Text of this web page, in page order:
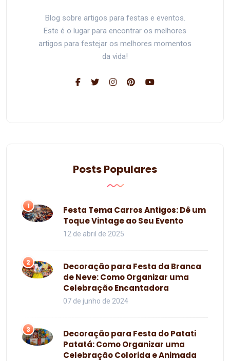
Blog sobre artigos para festas e eventos.
Este é o lugar para encontrar os melhores
artigos para festejar os melhores momentos
da vida!
Posts Populares
1
Festa Tema Carros Antigos: Dê um
Toque Vintage ao Seu Evento
12 de abril de 2025
2
Decoração para Festa da Branca
de Neve: Como Organizar uma
Celebração Encantadora
07 de junho de 2024
3
Decoração para Festa do Patati
Patatá: Como Organizar uma
Celebração Colorida e Animada